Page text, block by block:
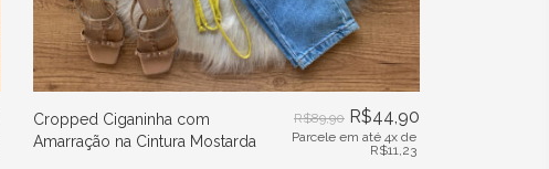
Cropped Ciganinha com
Amarração na Cintura Mostarda
R$89,90 R$44,90
Parcele em até 4x de
R$11,23